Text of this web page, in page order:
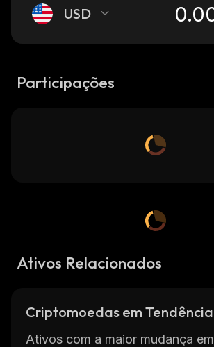
USD
Participações
Ativos Relacionados
Criptomoedas em Tendência
Ativos com a maior mudança em